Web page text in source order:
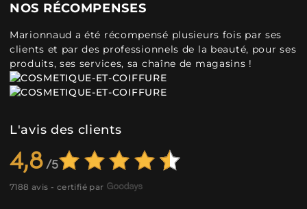
NOS RÉCOMPENSES
Marionnaud a été récompensé plusieurs fois par ses
clients et par des professionnels de la beauté, pour ses
produits, ses services, sa chaîne de magasins !
L'avis des clients
4,8
7188 avis - certifié par